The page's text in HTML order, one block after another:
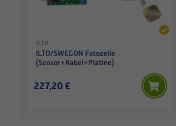
ILTO
ILTO/SWEGON Fotozelle
(Sensor+Kabel+Platine)
227,20 €